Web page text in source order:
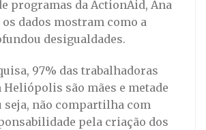
programas da ActionAid, Ana
os dados mostram como a
desigualdades.
97% das trabalhadoras
Heliópolis são mães e metade
seja, não compartilha com
pela criação dos